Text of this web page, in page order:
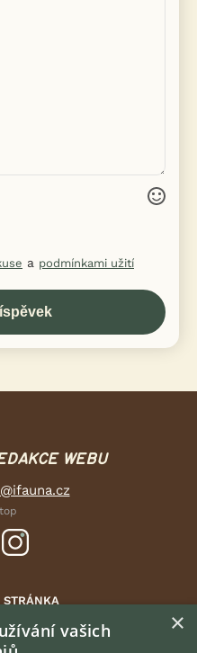
a podmínkami užití
WEBU
STRÁNKA
×
vašich